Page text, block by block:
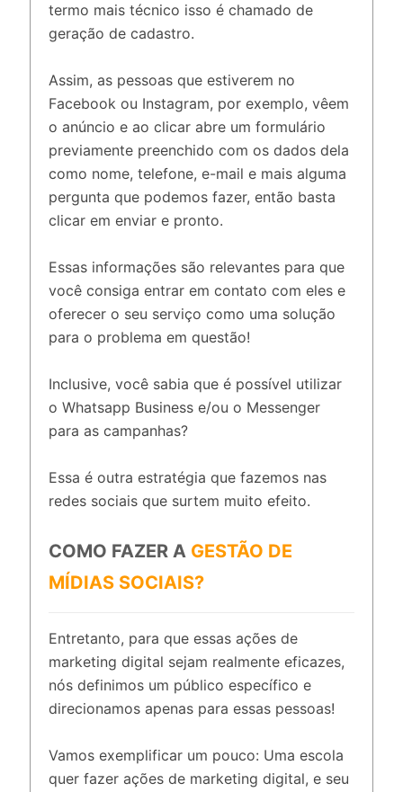
termo mais técnico isso é chamado de
geração de cadastro.
Assim, as pessoas que estiverem no
Facebook ou Instagram, por exemplo, vêem
o anúncio e ao clicar abre um formulário
previamente preenchido com os dados dela
como nome, telefone, e-mail e mais alguma
pergunta que podemos fazer, então basta
clicar em enviar e pronto.
Essas informações são relevantes para que
você consiga entrar em contato com eles e
oferecer o seu serviço como uma solução
para o problema em questão!
Inclusive, você sabia que é possível utilizar
o Whatsapp Business e/ou o Messenger
para as campanhas?
Essa é outra estratégia que fazemos nas
redes sociais que surtem muito efeito.
COMO FAZER A GESTÃO DE
MÍDIAS SOCIAIS?
Entretanto, para que essas ações de
marketing digital sejam realmente eficazes,
nós definimos um público específico e
direcionamos apenas para essas pessoas!
Vamos exemplificar um pouco: Uma escola
quer fazer ações de marketing digital, e seu